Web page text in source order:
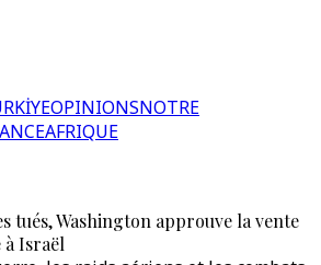
OPINIONSNOTRE
AFRIQUE
tués, Washington approuve la vente
Israël